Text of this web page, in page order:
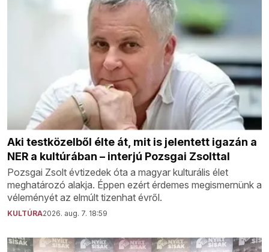
Aki testközelből élte át, mit is jelentett igazán a
NER a kultúrában – interjú Pozsgai Zsolttal
Pozsgai Zsolt évtizedek óta a magyar kulturális élet
meghatározó alakja. Éppen ezért érdemes megismernünk a
véleményét az elmúlt tizenhat évről.
KULTÚRA2026. aug. 7. 18:59